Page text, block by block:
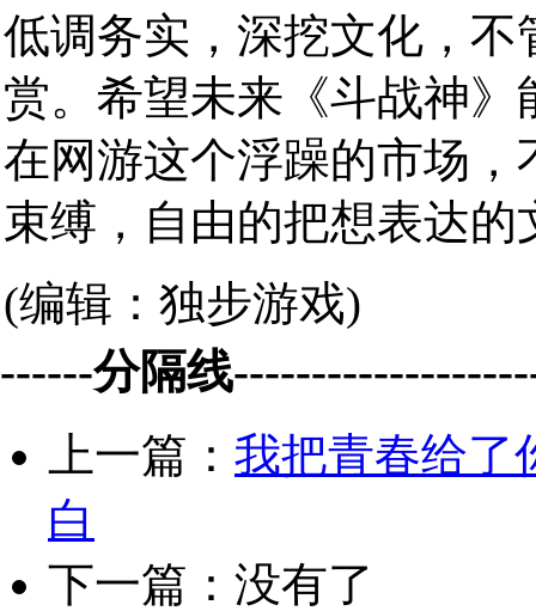
低调务实，深挖文化，
赏。希望未来《斗战神
在网游这个浮躁的市场
束缚，自由的把想表达
(编辑：独步游戏)
------分隔线
上一篇： 我把青春给了
白
下一篇：没有了